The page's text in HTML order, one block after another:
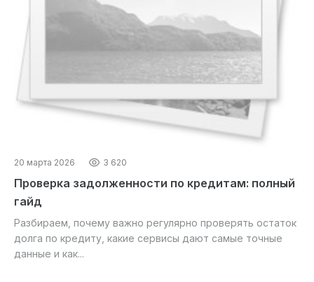
20 марта 2026 3 620
Проверка задолженности по кредитам: полный
гайд
Разбираем, почему важно регулярно проверять остаток
долга по кредиту, какие сервисы дают самые точные
данные и как...